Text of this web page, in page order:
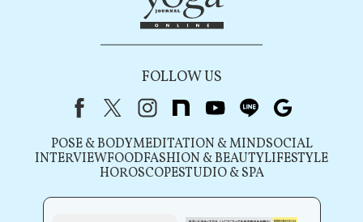
FOLLOW US
FacebookX（旧Twitter）
instagram
note youtubeline
POSE & BODYMEDITATION & MINDSOCIAL
INTERVIEWFOODFASHION & BEAUTYLIFESTYLE
HOROSCOPESTUDIO & SPA